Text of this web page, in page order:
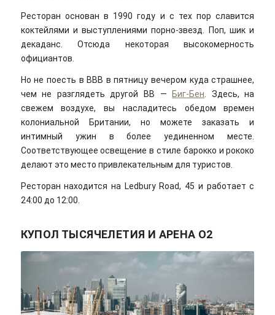
Ресторан основан в 1990 году и с тех пор славится
коктейлями и выступлениями порно-звезд. Поп, шик и
декаданс. Отсюда некоторая высокомерность
официантов.
Но не поесть в ВВВ в пятницу вечером куда страшнее,
чем не разглядеть другой ВВ —
Биг-Бен . Здесь, на
свежем воздухе, вы насладитесь обедом времен
колониальной Британии, но можете заказать и
интимный ужин в более уединенном месте.
Соответствующее освещение в стиле барокко и рококо
делают это место привлекательным для туристов.
Ресторан находится на Ledbury Road, 45 и работает с
24:00 до 12:00.
КУПОЛ ТЫСЯЧЕЛЕТИЯ И АРЕНА О2